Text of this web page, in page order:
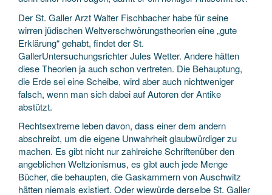
Der St. Galler Arzt Walter Fischbacher habe für seine
wirren jüdischen Weltverschwörungstheorien eine „gute
Erklärung“ gehabt, findet der St.
GallerUntersuchungsrichter Jules Wetter. Andere hätten
diese Theorien ja auch schon vertreten. Die Behauptung,
die Erde sei eine Scheibe, wird aber auch nichtweniger
falsch, wenn man sich dabei auf Autoren der Antike
abstützt.
Rechtsextreme leben davon, dass einer dem andern
abschreibt, um die eigene Unwahrheit glaubwürdiger zu
machen. Es gibt nicht nur zahlreiche Schriftenüber den
angeblichen Weltzionismus, es gibt auch jede Menge
Bücher, die behaupten, die Gaskammern von Auschwitz
hätten niemals existiert. Oder wiewürde derselbe St. Galler